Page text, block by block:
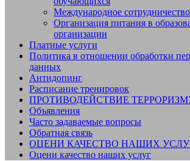
Международное сотрудничество
Организация питания в
организации
Платные услуги
Политика в отношении обработки
данных
Антидопинг
Расписание тренировок
ПРОТИВОДЕЙСТВИЕ
Объявления
Часто задаваемые вопросы
Обратная связь
ОЦЕНИ КАЧЕСТВО НАШИХ
Оцени качество наших услуг